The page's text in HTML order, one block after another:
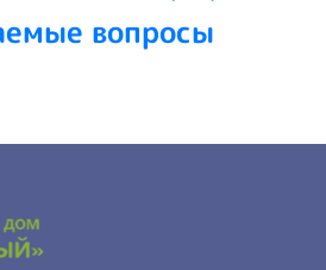
вопросы